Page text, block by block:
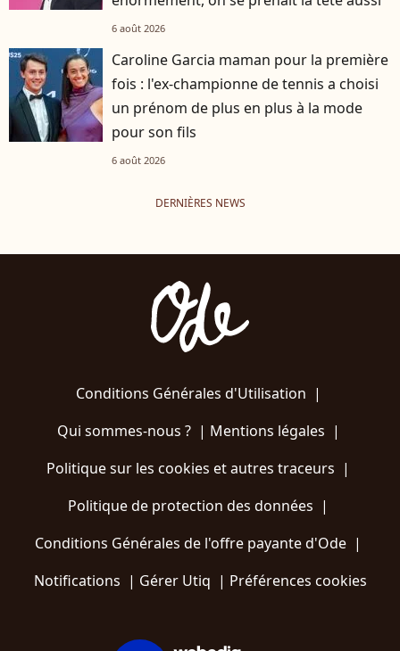
6 août 2026
Caroline Garcia maman pour la première
fois : l'ex-championne de tennis a choisi
un prénom de plus en plus à la mode
pour son fils
6 août 2026
DERNIÈRES NEWS
Conditions Générales d'Utilisation |
Qui sommes-nous ?| Mentions légales |
Politique sur les cookies et autres traceurs |
Politique de protection des données |
Conditions Générales de l'offre payante d'Ode |
Notifications | Gérer Utiq | Préférences cookies